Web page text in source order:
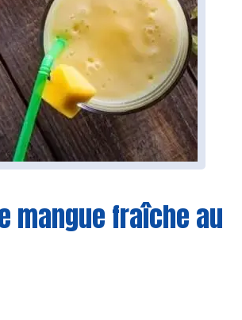
mangue fraîche au